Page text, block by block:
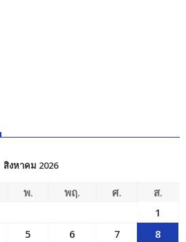
สิงหาคม 2026
พ. พฤ. ศ.
ส.
1
5 6 7
8